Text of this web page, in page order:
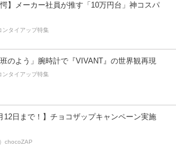
愕】メーカー社員が推す「10万円台」神コスパ
ンタイアップ特集
班のよう」腕時計で『VIVANT』の世界観再現
ンタイアップ特集
12日まで！】チョコザップキャンペーン実施
）chocoZAP